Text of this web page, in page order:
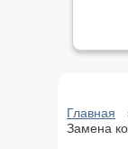
Главная
Замена